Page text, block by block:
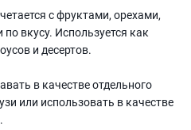
с фруктами, орехами,
вкусу. Используется как
и десертов.
в качестве отдельного
или использовать в качестве